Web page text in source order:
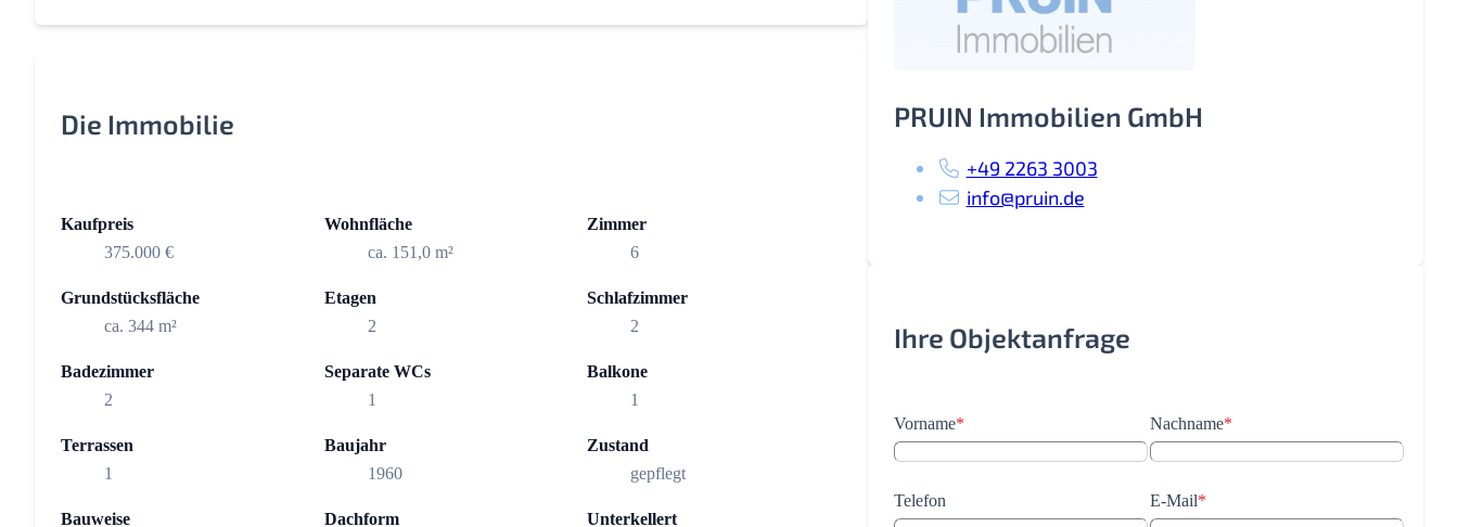
Die Immobilie
Kaufpreis
375.000 €
Wohnfläche
ca. 151,0 m²
Zimmer
6
Grundstücksfläche
ca. 344 m²
Etagen
2
Schlafzimmer
2
Badezimmer
2
Separate WCs
1
Balkone
1
Terrassen
1
Baujahr
1960
Zustand
gepflegt
Bauweise
Dachform
Unterkellert
PRUIN Immobilien GmbH
+49 2263 3003
info@pruin.de
Ihre Objektanfrage
Vorname* Nachname*
Telefon E-Mail*